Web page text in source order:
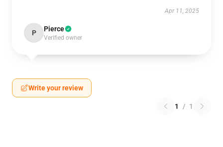
Apr 11, 2025
P Pierce
Verified owner
Write your review
1 / 1